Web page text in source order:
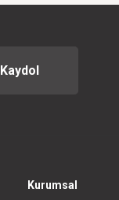
Kaydol
Kurumsal